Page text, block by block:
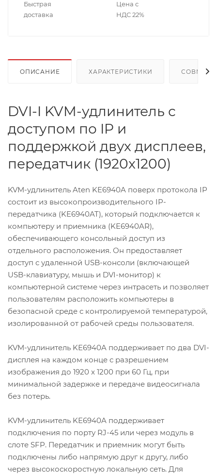
Быстрая
доставка
Цена с
НДС 22%
ОПИСАНИЕ ХАРАКТЕРИСТИКИ
DVI-I KVM-удлинитель с
доступом по IP и
поддержкой двух дисплеев,
передатчик (1920x1200)
KVM-удлинитель Aten KE6940A поверх протокола IP
состоит из высокопроизводительного IP-
передатчика (KE6940AT), который подключается к
компьютеру и приемника (KE6940AR),
обеспечивающего консольный доступ из
отдельного расположения. Он предоставляет
доступ с удаленной USB-консоли (включающей
USB-клавиатуру, мышь и DVI-монитор) к
компьютерной системе через интрасеть и позволяет
пользователям расположить компьютеры в
безопасной среде с контролируемой температурой,
изолированной от рабочей среды пользователя.
KVM-удлинитель KE6940A поддерживает по два DVI-
дисплея на каждом конце с разрешением
изображения до 1920 x 1200 при 60 Гц, при
минимальной задержке и передаче видеосигнала
без потерь.
KVM-удлинитель KE6940A поддерживает
подключения по порту RJ-45 или через модуль в
слоте SFP. Передатчик и приемник могут быть
подключены либо напрямую друг к другу, либо
через высокоскоростную локальную сеть. Для